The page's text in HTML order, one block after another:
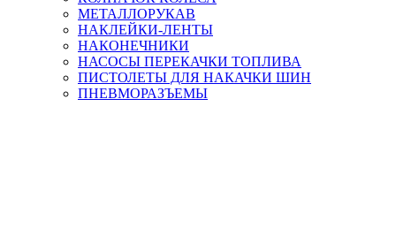
МЕТАЛЛОРУКАВ
НАКЛЕЙКИ-ЛЕНТЫ
НАКОНЕЧНИКИ
НАСОСЫ ПЕРЕКАЧКИ ТОПЛИВА
ПИСТОЛЕТЫ ДЛЯ НАКАЧКИ ШИН
ПНЕВМОРАЗЪЕМЫ